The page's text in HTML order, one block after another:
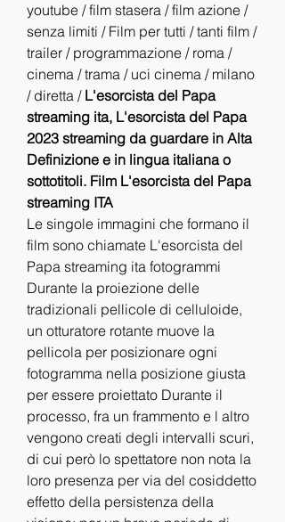
youtube / film stasera / film azione /
senza limiti / Film per tutti / tanti film /
trailer / programmazione / roma /
cinema / trama / uci cinema / milano
/ diretta / L'esorcista del Papa
streaming ita, L'esorcista del Papa
2023 streaming da guardare in Alta
Definizione e in lingua italiana o
sottotitoli. Film L'esorcista del Papa
streaming ITA
Le singole immagini che formano il
film sono chiamate L'esorcista del
Papa streaming ita fotogrammi
Durante la proiezione delle
tradizionali pellicole di celluloide,
un otturatore rotante muove la
pellicola per posizionare ogni
fotogramma nella posizione giusta
per essere proiettato Durante il
processo, fra un frammento e l altro
vengono creati degli intervalli scuri,
di cui però lo spettatore non nota la
loro presenza per via del cosiddetto
effetto della persistenza della